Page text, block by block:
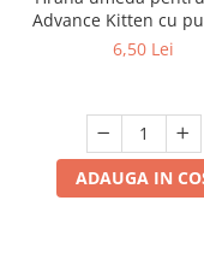
Advance Kitten cu
6,50 Lei
ADAUGA IN